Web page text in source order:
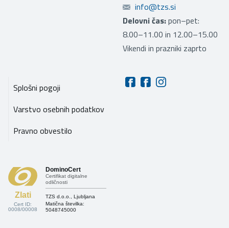
info@tzs.si
Delovni čas:pon–pet:
8.00–11.00 in 12.00–15.00
Vikendi in prazniki zaprto
Splošni pogoji
Varstvo osebnih podatkov
Pravno obvestilo
Zlati
Cert ID:
0008/00008
DominoCert
Certifikat digitalne
odličnosti
TZS d.o.o., Ljubljana
Matična številka:
5048745000